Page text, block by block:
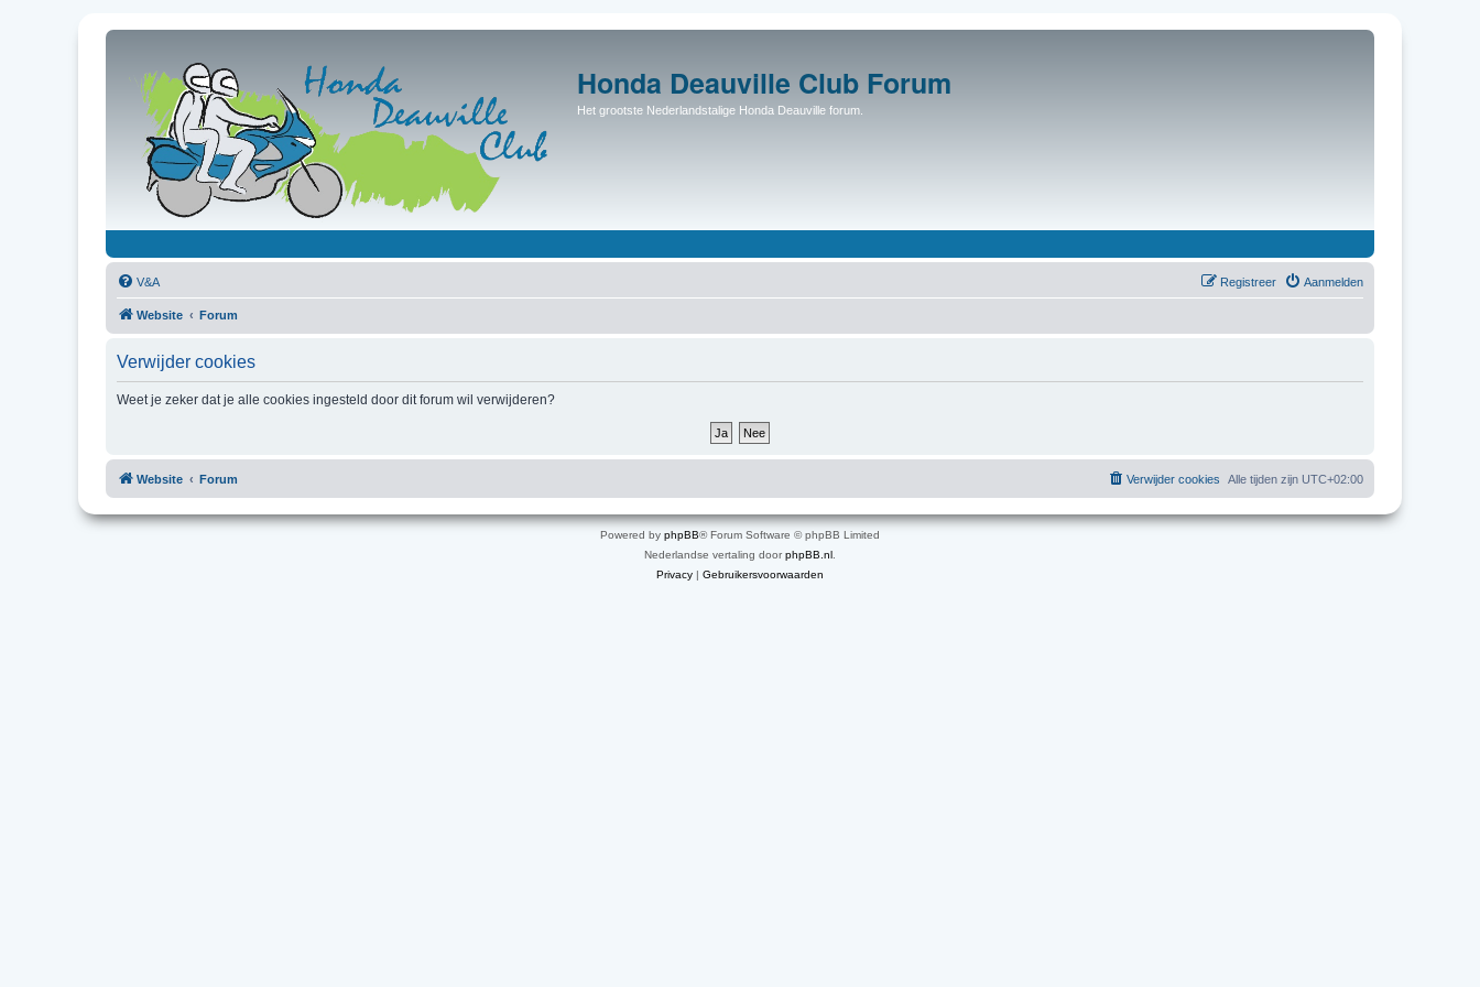
Honda Deauville Club Forum
Het grootste Nederlandstalige Honda Deauville forum.
V&A Aanmelden
Registreer
Website Forum
Verwijder cookies
Weet je zeker dat je alle cookies ingesteld door dit forum wil verwijderen?
Website Forum Alle tijden zijn UTC+02:00
Verwijder cookies
Powered by phpBB® Forum Software © phpBB Limited
Nederlandse vertaling doorphpBB.nl
Privacy | Gebruikersvoorwaarden